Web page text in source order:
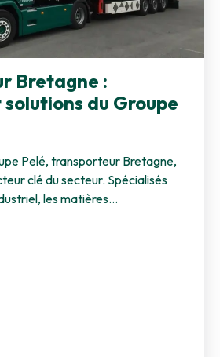
Bretagne :
du Groupe
Pelé, transporteur Bretagne,
clé du secteur. Spécialisés
les matières…